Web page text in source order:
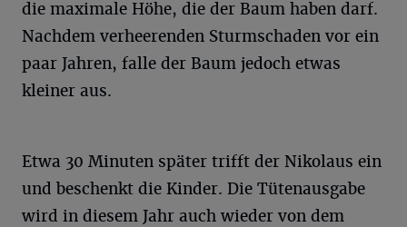
die maximale Höhe, die der Baum haben darf.
Nachdem verheerenden Sturmschaden vor ein
paar Jahren, falle der Baum jedoch etwas
kleiner aus.
Etwa 30 Minuten später trifft der Nikolaus ein
und beschenkt die Kinder. Die Tütenausgabe
wird in diesem Jahr auch wieder von dem